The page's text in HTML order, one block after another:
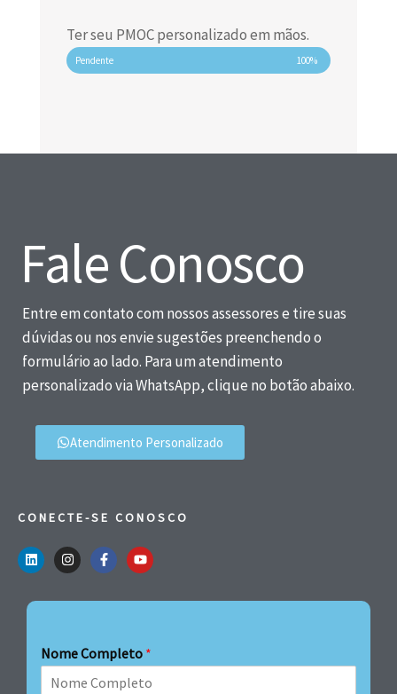
Ter seu PMOC personalizado em mãos.
Pendente 100%
Fale Conosco
Entre em contato com nossos assessores e tire suas
dúvidas ou nos envie sugestões preenchendo o
formulário ao lado. Para um atendimento
personalizado via WhatsApp, clique no botão abaixo.
Atendimento Personalizado
CONECTE-SE CONOSCO
Nome Completo *